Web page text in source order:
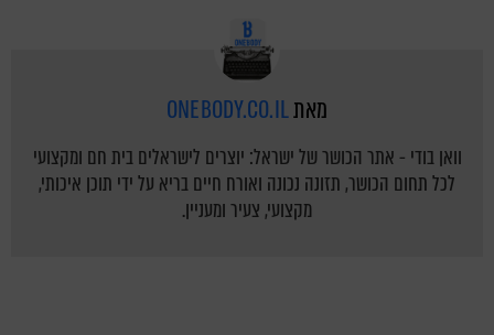
מאתONEBODY.CO.IL
וואן בודי - אתר הכושר של ישראל: יוצרים לישראלים בית חם ומקצועי
לכל תחום הכושר, תזונה נכונה ואורח חיים בריא על ידי תוכן איכותי,
מקצועי, צעיר ומעניין.